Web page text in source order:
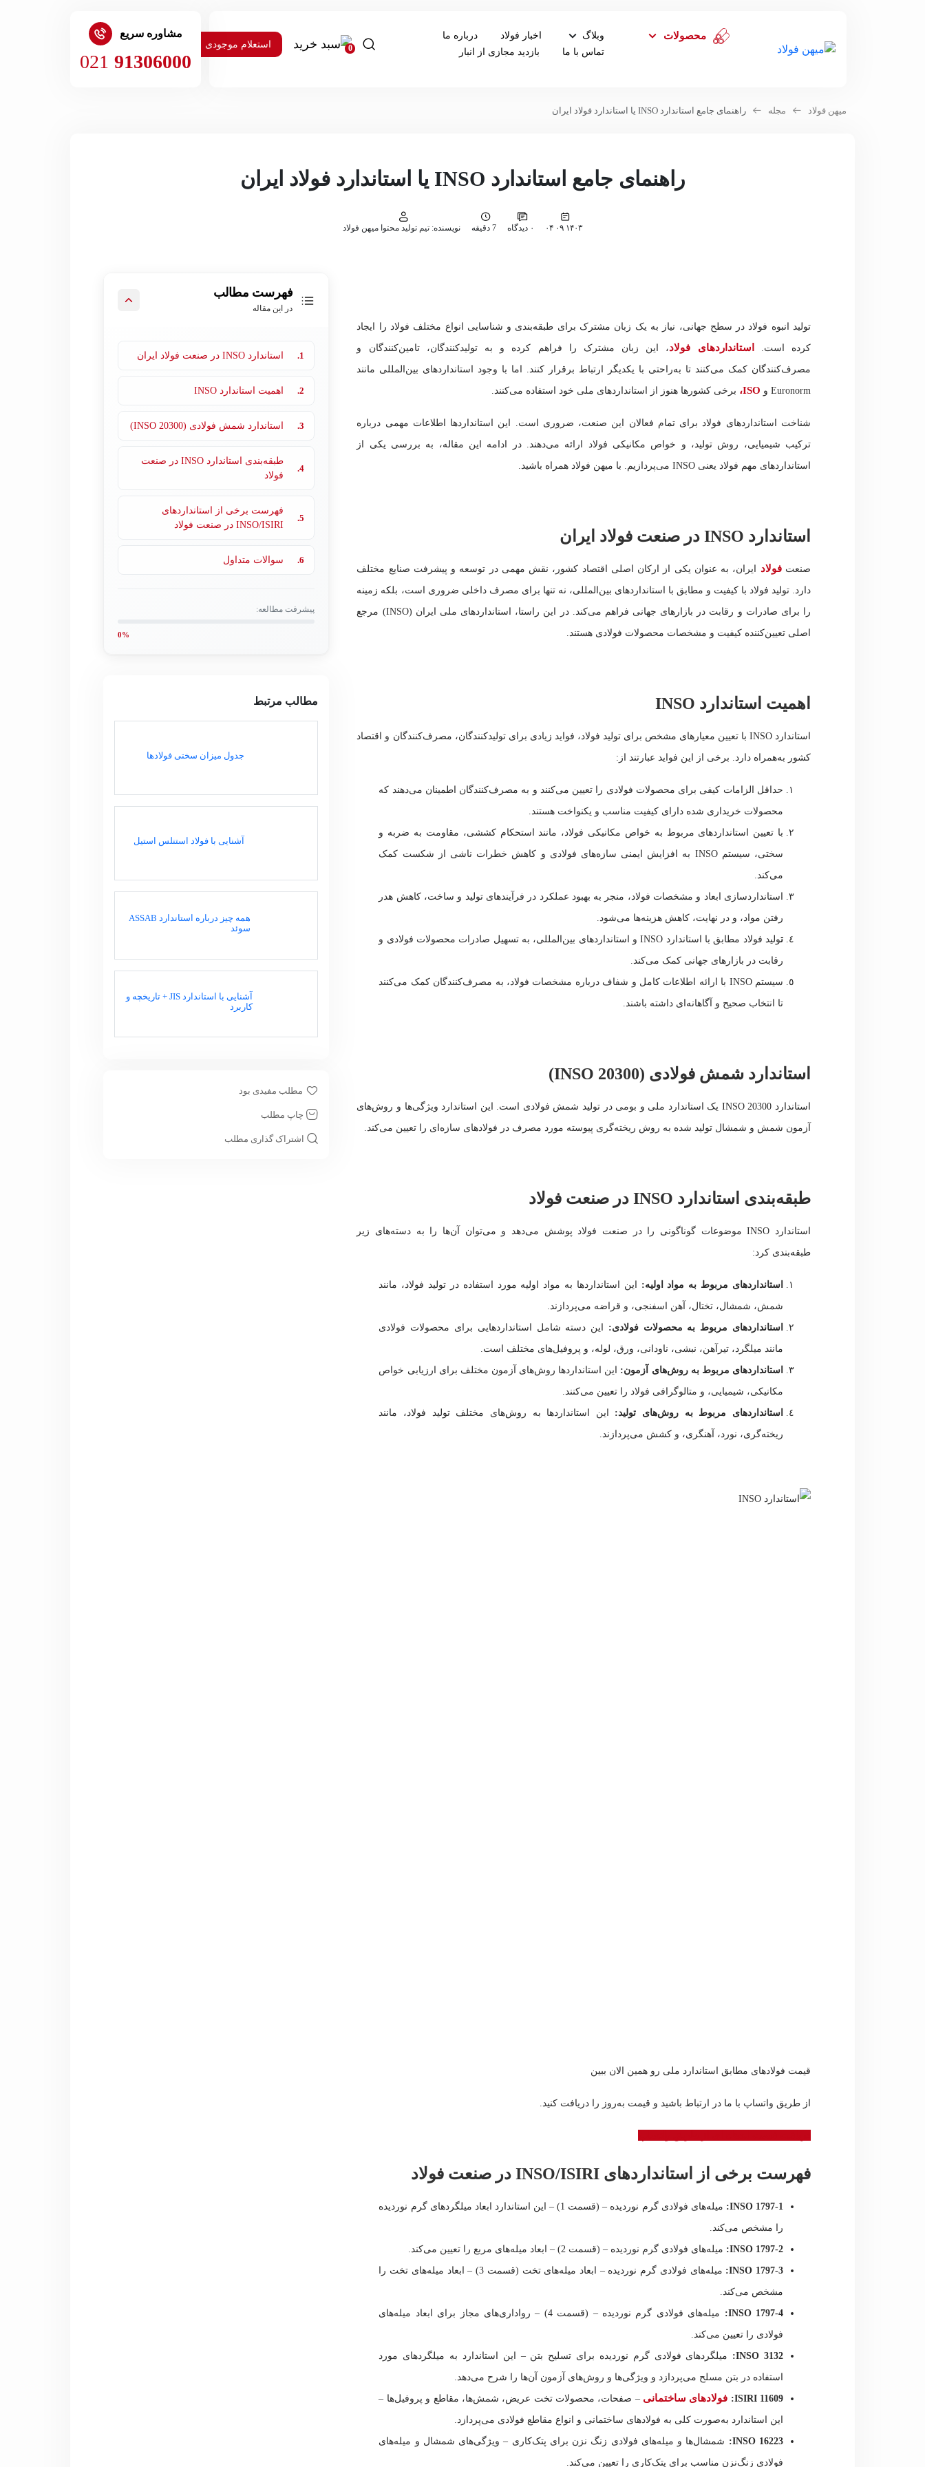
محصولات وبلاگ اخبار فولاد
درباره ما
تماس با ما
بازدید مجازی از انبار 0 استعلام موجودی
مشاوره سریع
021 91306000
راهنمای جامع استاندارد INSO یا استاندارد فولاد ایران مجله میهن فولاد
راهنمای جامع استاندارد INSO یا استاندارد فولاد ایران
۱۴۰۳ ۰۹ ۰۴ ۰ دیدگاه 7 دقیقه نویسنده: تیم تولید محتوا میهن فولاد
فهرست مطالب
در این مقاله
1. استاندارد INSO در صنعت فولاد ایران
2. اهمیت استاندارد INSO
3. استاندارد شمش فولادی (INSO 20300)
4.
طبقه‌بندی استاندارد INSO در صنعت
فولاد
5.
فهرست برخی از استانداردهای
INSO/ISIRI در صنعت فولاد
6. سوالات متداول
پیشرفت مطالعه:
0%
مطالب مرتبط
جدول میزان سختی فولادها
آشنایی با فولاد استنلس استیل
همه چیز درباره استاندارد ASSAB
سوئد
آشنایی با استاندارد JIS + تاریخچه و
کاربرد
مطلب مفیدی بود
چاپ مطلب
اشتراک گذاری مطلب
تولید انبوه فولاد در سطح جهانی، نیاز به یک زبان مشترک برای طبقه‌بندی و شناسایی انواع مختلف فولاد را ایجاد
کرده است. استانداردهای فولاد، این زبان مشترک را فراهم کرده و به تولیدکنندگان، تامین‌کنندگان و
مصرف‌کنندگان کمک می‌کنند تا به‌راحتی با یکدیگر ارتباط برقرار کنند. اما با وجود استانداردهای بین‌المللی مانند
Euronorm و ISO، برخی کشورها هنوز از استانداردهای ملی خود استفاده می‌کنند.
شناخت استانداردهای فولاد برای تمام فعالان این صنعت، ضروری است. این استانداردها اطلاعات مهمی درباره
ترکیب شیمیایی، روش تولید، و خواص مکانیکی فولاد ارائه می‌دهند. در ادامه این مقاله، به بررسی یکی از
استانداردهای مهم فولاد یعنی INSO می‌پردازیم. با میهن فولاد همراه باشید.
استاندارد INSO در صنعت فولاد ایران
صنعتفولاد ایران، به عنوان یکی از ارکان اصلی اقتصاد کشور، نقش مهمی در توسعه و پیشرفت صنایع مختلف
دارد. تولید فولاد با کیفیت و مطابق با استانداردهای بین‌المللی، نه تنها برای مصرف داخلی ضروری است، بلکه زمینه
را برای صادرات و رقابت در بازارهای جهانی فراهم می‌کند. در این راستا، استانداردهای ملی ایران (INSO) مرجع
اصلی تعیین‌کننده کیفیت و مشخصات محصولات فولادی هستند.
اهمیت استاندارد INSO
استاندارد INSO با تعیین معیارهای مشخص برای تولید فولاد، فواید زیادی برای تولیدکنندگان، مصرف‌کنندگان و اقتصاد
کشور به‌همراه دارد. برخی از این فواید عبارتند از:
حداقل الزامات کیفی برای محصولات فولادی را تعیین می‌کنند و به مصرف‌کنندگان اطمینان می‌دهند که
محصولات خریداری شده دارای کیفیت مناسب و یکنواخت هستند.
با تعیین استانداردهای مربوط به خواص مکانیکی فولاد، مانند استحکام کششی، مقاومت به ضربه و
سختی، سیستم INSO به افزایش ایمنی سازه‌های فولادی و کاهش خطرات ناشی از شکست کمک
می‌کند.
استانداردسازی ابعاد و مشخصات فولاد، منجر به بهبود عملکرد در فرآیندهای تولید و ساخت، کاهش هدر
رفتن مواد، و در نهایت، کاهش هزینه‌ها می‌شود.
ت ولید فولاد مطابق با استاندارد INSO و استانداردهای بین‌المللی، به تسهیل صادرات محصولات فولادی و
رقابت در بازارهای جهانی کمک می‌کند.
سیستم INSO با ارائه اطلاعات کامل و شفاف درباره مشخصات فولاد، به مصرف‌کنندگان کمک می‌کنند
تا انتخاب صحیح و آگاهانه‌ای داشته باشند.
استاندارد شمش فولادی (INSO 20300)
استاندارد INSO 20300 یک استاندارد ملی و بومی در تولید شمش فولادی است. این استاندارد ویژگی‌ها و روش‌های
آزمون شمش و شمشال تولید شده به روش ریخته‌گری پیوسته مورد مصرف در فولادهای سازه‌ای را تعیین می‌کند.
طبقه‌بندی استاندارد INSO در صنعت فولاد
استاندارد INSO موضوعات گوناگونی را در صنعت فولاد پوشش می‌دهد و می‌توان آن‌ها را به دسته‌های زیر
طبقه‌بندی کرد:
استانداردهای مربوط به مواد اولیه: این استانداردها به مواد اولیه مورد استفاده در تولید فولاد، مانند
شمش، شمشال، تختال، آهن اسفنجی، و قراضه می‌پردازند.
استانداردهای مربوط به محصولات فولادی: این دسته شامل استانداردهایی برای محصولات فولادی
مانند میلگرد، تیرآهن، نبشی، ناودانی، ورق، لوله، و پروفیل‌های مختلف است.
استانداردهای مربوط به روش‌های آزمون: این استانداردها روش‌های آزمون مختلف برای ارزیابی خواص
مکانیکی، شیمیایی، و متالوگرافی فولاد را تعیین می‌کنند.
استانداردهای مربوط به روش‌های تولید: این استانداردها به روش‌های مختلف تولید فولاد، مانند
ریخته‌گری، نورد، آهنگری، و کشش می‌پردازند.
قیمت فولادهای مطابق استاندارد ملی رو همین الان ببین
از طریق واتساپ با ما در ارتباط باشید و قیمت به‌روز را دریافت کنید.
فهرست برخی از استانداردهای INSO/ISIRI در صنعت فولاد
INSO 1797-1: میله‌های فولادی گرم نوردیده – (قسمت 1) – این استاندارد ابعاد میلگردهای گرم نوردیده
را مشخص می‌کند.
INSO 1797-2: میله‌های فولادی گرم نوردیده – (قسمت 2) – ابعاد میله‌های مربع را تعیین می‌کند.
INSO 1797-3: میله‌های فولادی گرم نوردیده – ابعاد میله‌های تخت (قسمت 3) – ابعاد میله‌های تخت را
مشخص می‌کند.
INSO 1797-4: میله‌های فولادی گرم نوردیده – (قسمت 4) – رواداری‌های مجاز برای ابعاد میله‌های
فولادی را تعیین می‌کند.
INSO 3132: میلگردهای فولادی گرم نوردیده برای تسلیح بتن – این استاندارد به میلگردهای مورد
استفاده در بتن مسلح می‌پردازد و ویژگی‌ها و روش‌های آزمون آن‌ها را شرح می‌دهد.
ISIRI 11609: فولادهای ساختمانی– صفحات، محصولات تخت عریض، شمش‌ها، مقاطع و پروفیل‌ها –
این استاندارد به‌صورت کلی به فولادهای ساختمانی و انواع مقاطع فولادی می‌پردازد.
INSO 16223: شمشال‌ها و میله‌های فولادی زنگ نزن برای پتک‌کاری – ویژگی‌های شمشال و میله‌های
فولادی زنگ‌نزن مناسب برای پتک‌کاری را تعیین می‌کند.